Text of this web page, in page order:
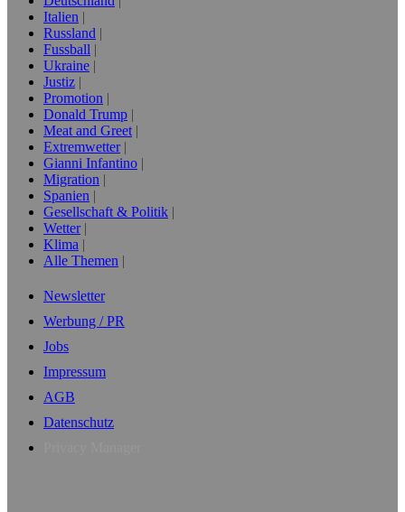
Italien
Russland
Fussball
Ukraine
Justiz
Promotion
Donald Trump
Meat and Greet
Extremwetter
Gianni Infantino
Migration
Spanien
Gesellschaft & Politik
Wetter
Klima
Alle Themen
Newsletter
Werbung / PR
Jobs
Impressum
AGB
Datenschutz